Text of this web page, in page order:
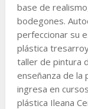
base de
bodegones.
perfeccionar su
plástica
taller de pintura
enseñanza de la
ingresa en
plástica Ileana